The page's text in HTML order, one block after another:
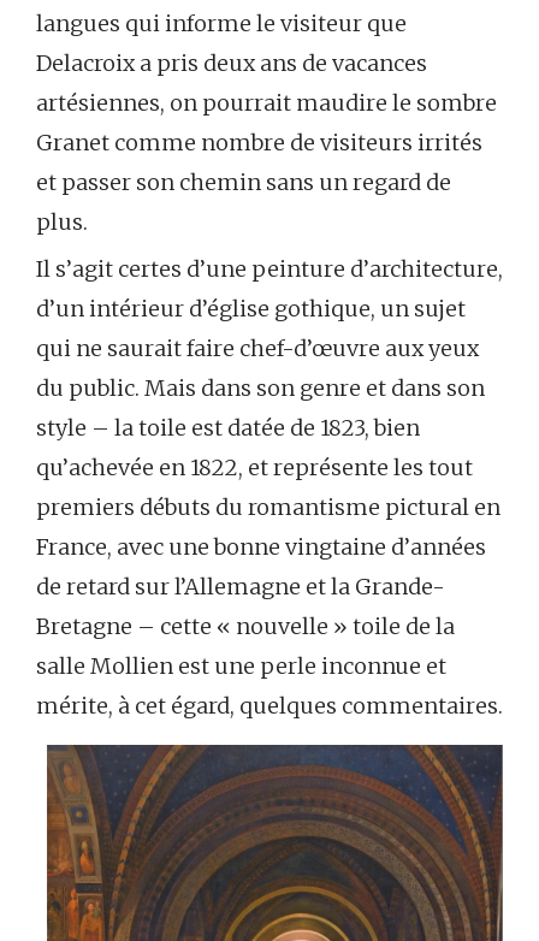
langues qui informe le visiteur que
Delacroix a pris deux ans de vacances
artésiennes, on pourrait maudire le sombre
Granet comme nombre de visiteurs irrités
et passer son chemin sans un regard de
plus.
Il s’agit certes d’une peinture d’architecture,
d’un intérieur d’église gothique, un sujet
qui ne saurait faire chef-d’œuvre aux yeux
du public. Mais dans son genre et dans son
style – la toile est datée de 1823, bien
qu’achevée en 1822, et représente les tout
premiers débuts du romantisme pictural en
France, avec une bonne vingtaine d’années
de retard sur l’Allemagne et la Grande-
Bretagne – cette « nouvelle » toile de la
salle Mollien est une perle inconnue et
mérite, à cet égard, quelques commentaires.